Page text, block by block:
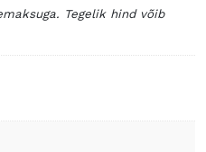
Tegelik hind võib